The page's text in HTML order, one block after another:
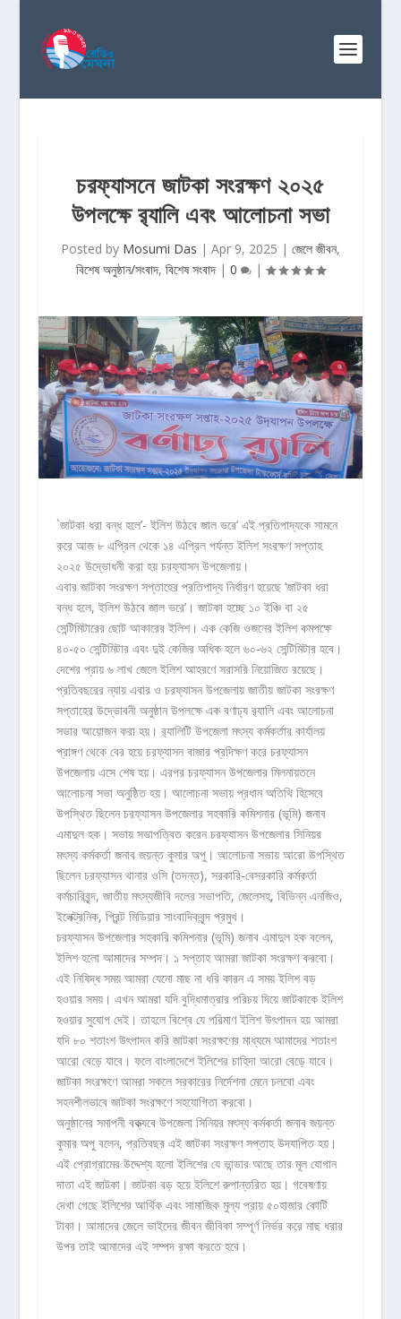
চরফ্যাসনে জাটকা সংরক্ষণ ২০২৫
উপলক্ষে র‌্যালি এবং আলোচনা সভা
Posted by Mosumi Das | Apr 9, 2025 | জেলে জীবন,
বিশেষ অনুষ্ঠান/সংবাদ, বিশেষ সংবাদ| 0 |
`জাটকা ধরা বন্ধ হলে’- ইলিশ উঠবে জাল ভরে’ এই প্রতিপাদ্যকে সামনে
করে আজ ৮ এপ্রিল থেকে ১৪ এপ্রিল পর্যন্ত ইলিশ সংরক্ষণ সপ্তাহ
২০২৫ উদ্ভোধনী করা হয় চরফ্যাসন উপজেলায়।
এবার জাটকা সংরক্ষণ সপ্তাহের প্রতিপাদ্য নির্ধারণ হয়েছে ‘জাটকা ধরা
বন্ধ হলে, ইলিশ উঠবে জাল ভরে’। জাটকা হচ্ছে ১০ ইঞ্চি বা ২৫
সেন্টিমিটারের ছোট আকারের ইলিশ। এক কেজি ওজনের ইলিশ কমপক্ষে
৪০-৫০ সেন্টিমিটার এবং দুই কেজির অধিক হলে ৬০-৬২ সেন্টিমিটার হবে।
দেশের প্রায় ৬ লাখ জেলে ইলিশ আহরণে সরাসরি নিয়োজিত রয়েছে।
প্রতিবছরের ন্যায় এবার ও চরফ্যাসন উপজেলায় জাতীয় জাটকা সংরক্ষণ
সপ্তাহের উদ্ভোবনী অনুষ্ঠান উপলক্ষে এক বণাঢ্য র‌্যালি এবং আলোচনা
সভার আয়োজন করা হয়। র‌্যালিটি উপজেলা মৎস্য কর্মকর্তার কার্যালয়
প্রাঙ্গণ থেকে বের হয়ে চরফ্যাসন বাজার প্রদিক্ষণ করে চরফ্যাসন
উপজেলায় এসে শেষ হয়। এরপর চরফ্যাসন উপজেলার মিলনায়তনে
আলোচনা সভা অনুষ্ঠিত হয়। আলোচনা সভায় প্রধান অতিথি হিসেবে
উপস্থিত ছিলেন চরফ্যাসন উপজেলার সহকারি কমিশনার (ভূমি) জনাব
এমাদুল হক। সভায় সভাপত্বিত করেন চরফ্যাসন উপজেলার সিনিয়র
মৎস্য কর্মকর্তা জনাব জয়ন্ত কুমার অপু। আলোচনা সভায় আরো উপস্থিত
ছিলেন চরফ্যাসন থানার ওসি (তদন্ত), সরকারি-বেসরকারি কর্মকর্তা
কর্মচারিবৃন্দ, জাতীয় মৎস্যজীবি দলের সভাপতি, জেলেসহ, বিভিন্ন এনজিও,
ইলেক্ট্রনিক, প্রিন্ট মিডিয়ার সাংবাদিকবৃন্দ প্রমুখ।
চরফ্যাসন উপজেলার সহকারি কমিশনার (ভূমি) জনাব এমাদুল হক বলেন,
ইলিশ হলো আমাদের সম্পদ। ১ সপ্তাহ আমরা জাটকা সংরক্ষণ করবো।
এই নিষিদ্ধ সময় আমরা যেনো মাছ না ধরি কারন এ সময় ইলিশ বড়
হওয়ার সময়। এখন আমরা যদি বুদ্ধিমাত্রার পরিচয় দিয়ে জাটকাকে ইলিশ
হওয়ার সুযোগ দেই। তাহলে বিশ্বে যে পরিমাণ ইলিশ উৎপাদন হয় আমরা
যদি ৮০ শতাংশ উৎপাদন করি জাটকা সংরক্ষণের মাধ্যমে আমাদের শতাংশ
আরো বেড়ে যাবে। ফলে বাংলাদেশে ইলিশের চাহিদা আরো বেড়ে যাবে।
জাটকা সংরক্ষণে আমরা সকলে সরকারের নির্দেশনা মেনে চলবো এবং
সহনশীলভাবে জাটকা সংরক্ষণে সহযোগিতা করবো।
অনুষ্ঠানের সমাপনী বক্ত্যবে উপজেলা সিনিয়র মৎস্য কর্মকর্তা জনাব জয়ন্ত
কুমার অপু বলেন, প্রতিবছর এই জাটকা সংরক্ষণ সপ্তাহ উদযাপিত হয়।
এই প্রোগ্রামের উদ্দেশ্য হলো ইলিশের যে ভান্ডার আছে তার মূল যোগান
দাতা এই জাটকা। জাটকা বড় হয়ে ইলিশে রুপান্তরিত হয়। গবেষণায়
দেখা গেছে ইলিশের আর্থিক এবং সামাজিক মুল্য প্রায় ৫০হাজার কোটি
টাকা। আমাদের জেলে ভাইদের জীবন জীবিকা সম্পূর্ণ নির্ভর করে মাছ ধরার
উপর তাই আমাদের এই সম্পদ রক্ষা করতে হবে।